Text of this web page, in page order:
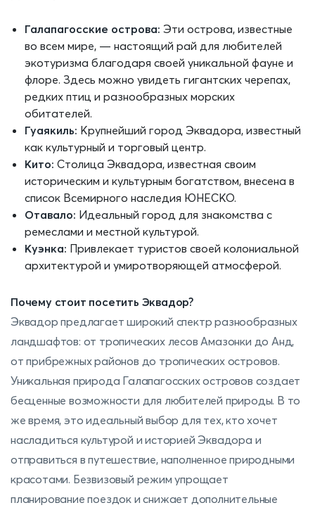
Галапагосские острова: Эти острова, известные
во всем мире, — настоящий рай для любителей
экотуризма благодаря своей уникальной фауне и
флоре. Здесь можно увидеть гигантских черепах,
редких птиц и разнообразных морских
обитателей.
Гуаякиль: Крупнейший город Эквадора, известный
как культурный и торговый центр.
Кито: Столица Эквадора, известная своим
историческим и культурным богатством, внесена в
список Всемирного наследия ЮНЕСКО.
Отавало: Идеальный город для знакомства с
ремеслами и местной культурой.
Куэнка: Привлекает туристов своей колониальной
архитектурой и умиротворяющей атмосферой.
Почему стоит посетить Эквадор?
Эквадор предлагает широкий спектр разнообразных
ландшафтов: от тропических лесов Амазонки до Анд,
от прибрежных районов до тропических островов.
Уникальная природа Галапагосских островов создает
бесценные возможности для любителей природы. В то
же время, это идеальный выбор для тех, кто хочет
насладиться культурой и историей Эквадора и
отправиться в путешествие, наполненное природными
красотами. Безвизовый режим упрощает
планирование поездок и снижает дополнительные